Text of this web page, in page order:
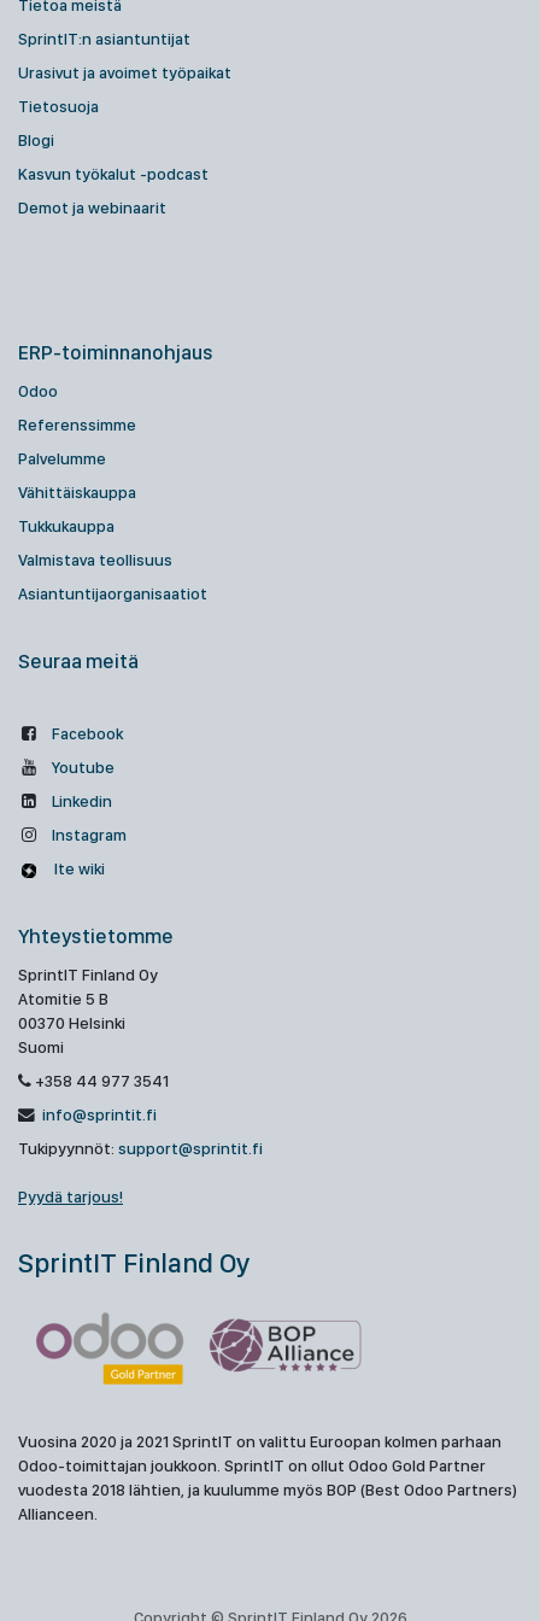
Tietoa meistä
SprintIT:n asiantuntijat
Urasivut ja avoimet työpaikat
Tietosuoja
Blogi
Kasvun työkalut -podcast
Demot ja webinaarit
ERP-toiminnanohjaus
Odoo
Referenssimme
Palvelumme
Vähittäiskauppa
Tukkukauppa
Valmistava teollisuus
Asiantuntijaorganisaatiot
Seuraa meitä
Facebook
Youtube
Linkedin
Instagram
Ite wiki
Yhteystietomme
SprintIT Finland Oy
Atomitie 5 B
00370 Helsinki
Suomi
+358 44 977 3541
info@sprintit.fi
Tukipyynnöt: support@sprintit.fi
Pyydä tarjous!
SprintIT Finland Oy
Vuosina 2020 ja 2021 SprintIT on valittu Euroopan kolmen parhaan
Odoo-toimittajan joukkoon. SprintIT on ollut Odoo Gold Partner
vuodesta 2018 lähtien, ja kuulumme myös BOP (Best Odoo Partners)
Allianceen.
Copyright © SprintIT Finland Oy 2026